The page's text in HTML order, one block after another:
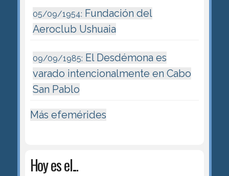
05/09/1954: Fundación del
Aeroclub Ushuaia
09/09/1985: El Desdémona es
varado intencionalmente en Cabo
San Pablo
Más efemérides
Hoy es el...